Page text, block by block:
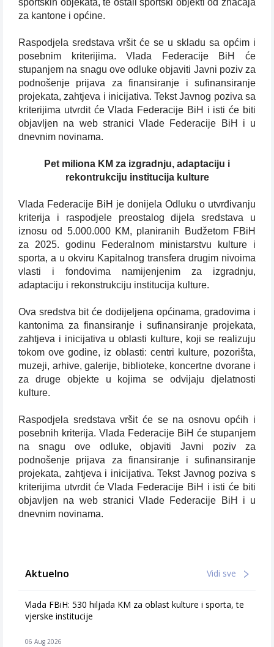
sportskih objekata, te ostali sportski objekti od značaja
za kantone i općine.
Raspodjela sredstava vršit će se u skladu sa općim i
posebnim kriterijima. Vlada Federacije BiH će
stupanjem na snagu ove odluke objaviti Javni poziv za
podnošenje prijava za finansiranje i sufinansiranje
projekata, zahtjeva i inicijativa. Tekst Javnog poziva sa
kriterijima utvrdit će Vlada Federacije BiH i isti će biti
objavljen na web stranici Vlade Federacije BiH i u
dnevnim novinama.
Pet miliona KM za izgradnju, adaptaciju i
rekontrukciju institucija kulture
Vlada Federacije BiH je donijela Odluku o utvrđivanju
kriterija i raspodjele preostalog dijela sredstava u
iznosu od 5.000.000 KM, planiranih Budžetom FBiH
za 2025. godinu Federalnom ministarstvu kulture i
sporta, a u okviru Kapitalnog transfera drugim nivoima
vlasti i fondovima namijenjenim za izgradnju,
adaptaciju i rekonstrukciju institucija kulture.
Ova sredstva bit će dodijeljena općinama, gradovima i
kantonima za finansiranje i sufinansiranje projekata,
zahtjeva i inicijativa u oblasti kulture, koji se realizuju
tokom ove godine, iz oblasti: centri kulture, pozorišta,
muzeji, arhive, galerije, biblioteke, koncertne dvorane i
za druge objekte u kojima se odvijaju djelatnosti
kulture.
Raspodjela sredstava vršit će se na osnovu općih i
posebnih kriterija. Vlada Federacije BiH će stupanjem
na snagu ove odluke, objaviti Javni poziv za
podnošenje prijava za finansiranje i sufinansiranje
projekata, zahtjeva i inicijativa. Tekst Javnog poziva s
kriterijima utvrdit će Vlada Federacije BiH i isti će biti
objavljen na web stranici Vlade Federacije BiH i u
dnevnim novinama.
Aktuelno Vidi sve
Vlada FBiH: 530 hiljada KM za oblast kulture i sporta, te
vjerske institucije
06 Aug 2026